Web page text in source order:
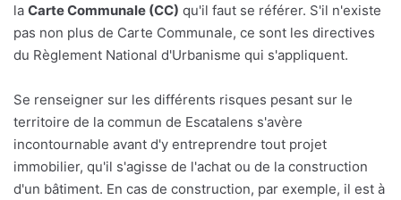
la Carte Communale (CC) qu'il faut se référer. S'il n'existe
pas non plus de Carte Communale, ce sont les directives
du Règlement National d'Urbanisme qui s'appliquent.
Se renseigner sur les différents risques pesant sur le
territoire de la commun de Escatalens s'avère
incontournable avant d'y entreprendre tout projet
immobilier, qu'il s'agisse de l'achat ou de la construction
d'un bâtiment. En cas de construction, par exemple, il est à